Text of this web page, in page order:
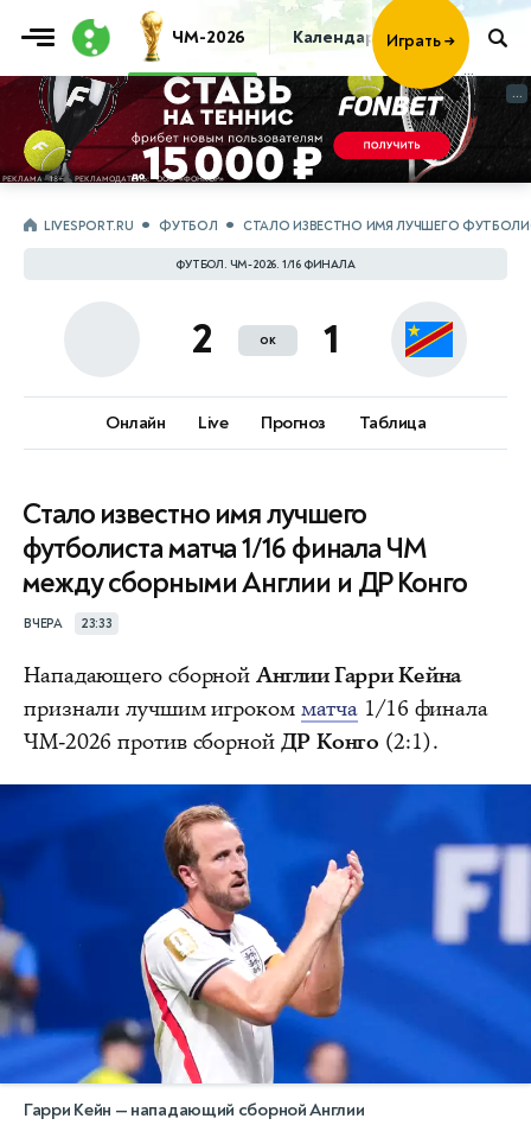
ЧМ-2026 Календарь Таблица
Играть →
...
...
LIVESPORT.RU ФУТБОЛ СТАЛО ИЗВЕСТНО ИМЯ ЛУЧШЕГО
ФУТБОЛ. ЧМ-2026. 1/16 ФИНАЛА
2 ок 1
Онлайн Live Прогноз Таблица
Стало известно имя лучшего
футболиста матча 1/16 финала ЧМ
между сборными Англии и ДР Конго
ВЧЕРА 23:33
Нападающего сборной Англии Гарри Кейна
признали лучшим игроком матча 1/16 финала
ЧМ-2026 против сборной ДР Конго (2:1).
Гарри Кейн — нападающий сборной Англии